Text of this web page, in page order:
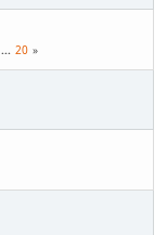
... 20